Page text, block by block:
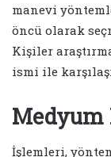
manevi
öncü olarak
Kişiler
ismi ile
Medyum
İşlemleri,